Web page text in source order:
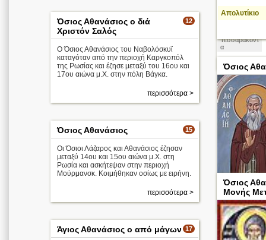
Τεσσαράκοντ
α
Απολυτίκιο
12
Όσιος Αθανάσιος ο διά
Χριστόν Σαλός
Ο Όσιος Αθανάσιος του Ναβολόσκυϊ
καταγόταν από την περιοχή Καργκοπόλ
της Ρωσίας και έζησε μεταξύ του 16ου και
17ου αιώνα μ.Χ. στην πόλη Βάγκα.
περισσότερα >
Όσιος
Βολογκντά
15
Όσιος Αθανάσιος
Οι Όσιοι Λάζαρος και Αθανάσιος έζησαν
μεταξύ 14ου και 15ου αιώνα μ.Χ. στη
Ρωσία και ασκήτεψαν στην περιοχή
Μούρμανσκ. Κοιμήθηκαν οσίως με ειρήνη.
περισσότερα >
Όσιος
Μονής
17
Άγιος Αθανάσιος ο από μάγων